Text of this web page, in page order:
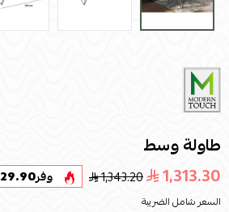
طاولة وسط
1,313.30
1,343.20 وفر29.90
السعر شامل الضريبة